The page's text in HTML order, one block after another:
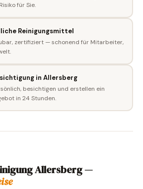
für Sie.
Reinigungsmittel
zertifiziert — schonend für Mitarbeiter,
in Allersberg
besichtigen und erstellen ein
in 24 Stunden.
Allersberg —